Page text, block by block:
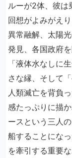
ルーが2体、彼は
回想がよみがえ
異常融解、太陽
発見、各国政府
「液体水なしに
さな縁、そして
人類滅亡を背負
感たっぷりに描
ースという三人
船することにな
を牽引する重要